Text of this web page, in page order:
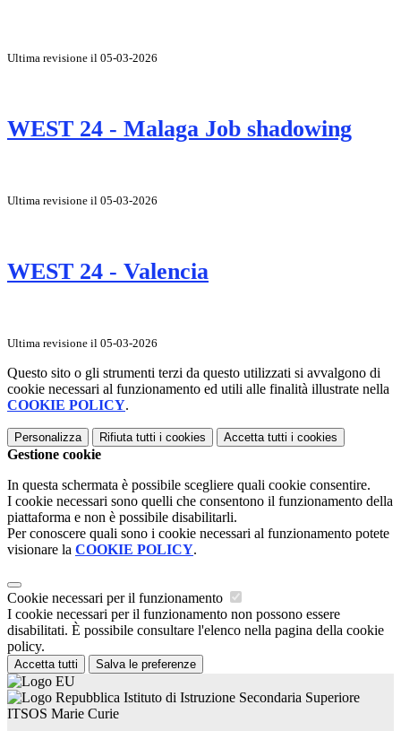
Ultima revisione il 05-03-2026
WEST 24 - Malaga Job shadowing
Ultima revisione il 05-03-2026
WEST 24 - Valencia
Ultima revisione il 05-03-2026
Questo sito o gli strumenti terzi da questo utilizzati si avvalgono di
cookie necessari al funzionamento ed utili alle finalità illustrate nella
COOKIE POLICY.
Personalizza Rifiuta tutti i cookies Accetta tutti i cookies
Gestione cookie
In questa schermata è possibile scegliere quali cookie consentire.
I cookie necessari sono quelli che consentono il funzionamento della
piattaforma e non è possibile disabilitarli.
Per conoscere quali sono i cookie necessari al funzionamento potete
visionare la COOKIE POLICY.
Cookie necessari per il funzionamento
I cookie necessari per il funzionamento non possono essere
disabilitati. È possibile consultare l'elenco nella pagina della cookie
policy.
Accetta tutti Salva le preferenze
Istituto di Istruzione Secondaria Superiore
ITSOS Marie Curie